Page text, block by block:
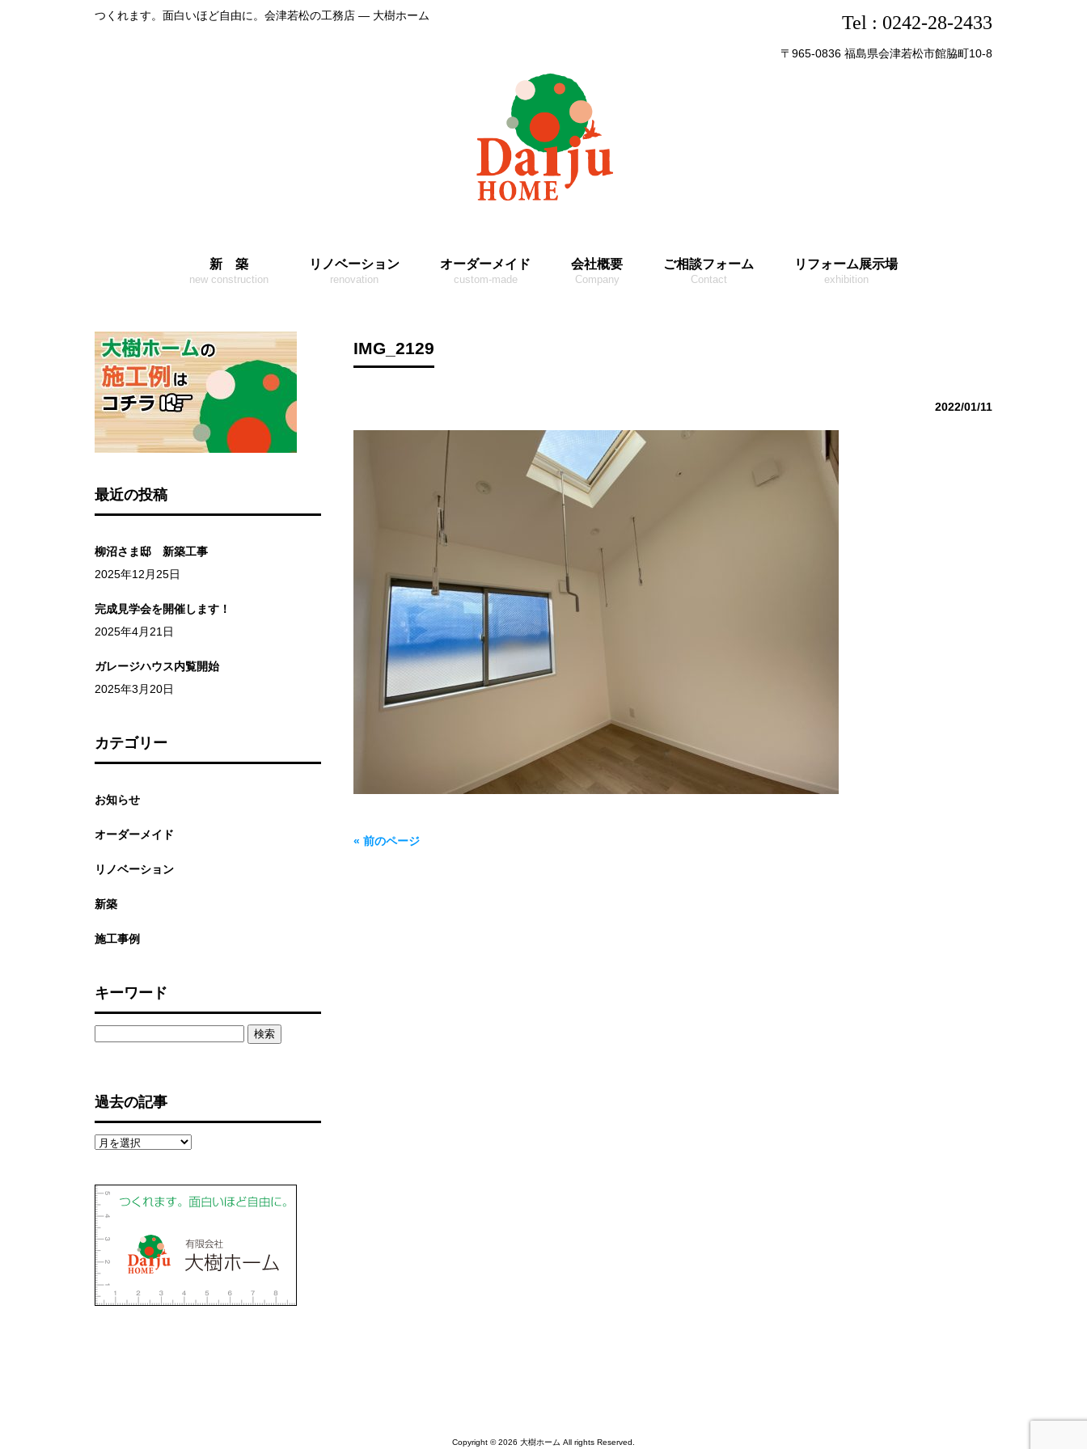
Tel : 0242-28-2433
〒965-0836 福島県会津若松市館脇町10-8
つくれます。面白いほど自由に。会津若松の工務店 ― 大樹ホーム
新 築
new construction
リノベーション
renovation
オーダーメイド
custom-made
会社概要
Company
ご相談フォーム
Contact
リフォーム展示場
exhibition
IMG_2129
2022/01/11
« 前のページ
最近の投稿
柳沼さま邸 新築工事
2025年12月25日
完成見学会を開催します！
2025年4月21日
ガレージハウス内覧開始
2025年3月20日
カテゴリー
お知らせ
オーダーメイド
リノベーション
新築
施工事例
キーワード
過去の記事
過
の
記
事
Copyright © 2026 大樹ホーム All rights Reserved.